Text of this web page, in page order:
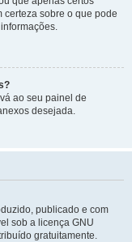
certeza sobre o que pode
ao seu painel de
desejada.
publicado e com
sob a licença GNU
gratuitamente.